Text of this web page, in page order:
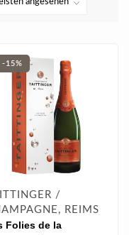
-15%
/
REIMS
Folies de la